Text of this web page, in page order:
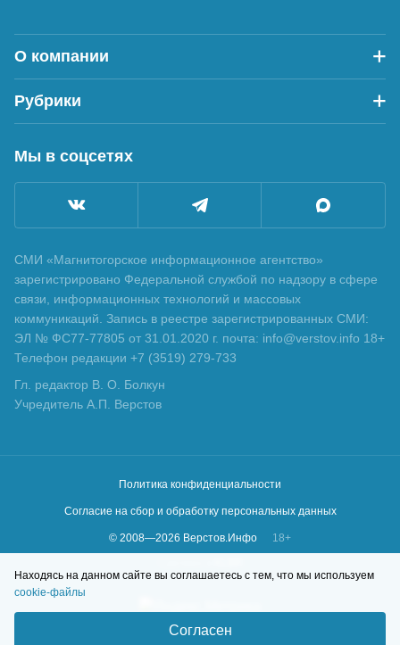
О компании
Рубрики
Мы в соцсетях
СМИ «Магнитогорское информационное агентство»
зарегистрировано Федеральной службой по надзору в сфере
связи, информационных технологий и массовых
коммуникаций. Запись в реестре зарегистрированных СМИ:
ЭЛ № ФС77-77805 от 31.01.2020 г. почта: info@verstov.info 18+
Телефон редакции +7 (3519) 279-733
Гл. редактор В. О. Болкун
Учредитель А.П. Верстов
Политика конфиденциальности
Согласие на сбор и обработку персональных данных
© 2008—2026 Верстов.Инфо
18+
Находясь на данном сайте вы соглашаетесь с тем, что мы используем
cookie-файлы
Согласен